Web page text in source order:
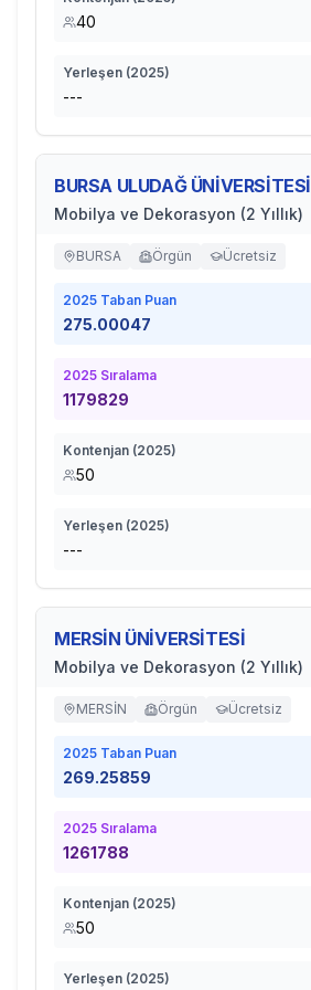
40
Yerleşen (2025)
---
BURSA ULUDAĞ ÜNİVERSİTESİ
Mobilya ve Dekorasyon (2 Yıllık)
BURSA Örgün Ücretsiz
2025 Taban Puan
275.00047
2025 Sıralama
1179829
Kontenjan (2025)
50
Yerleşen (2025)
---
MERSİN ÜNİVERSİTESİ
Mobilya ve Dekorasyon (2 Yıllık)
MERSİN Örgün Ücretsiz
2025 Taban Puan
269.25859
2025 Sıralama
1261788
Kontenjan (2025)
50
Yerleşen (2025)